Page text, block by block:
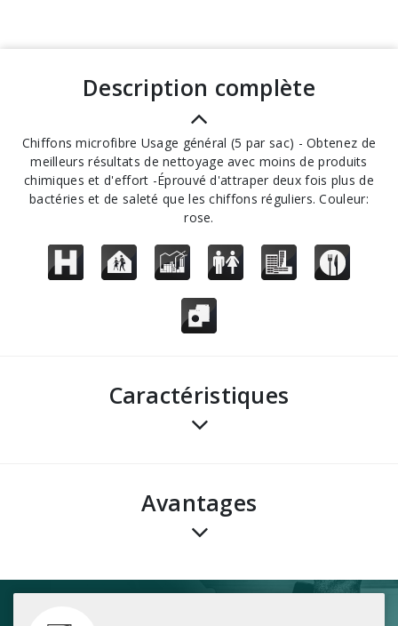
description complète
Chiffons microfibre Usage général (5 par sac) - Obtenez de
meilleurs résultats de nettoyage avec moins de produits
chimiques et d'effort -Éprouvé d'attraper deux fois plus de
bactéries et de saleté que les chiffons réguliers. Couleur:
rose.
Caractéristiques
avantages